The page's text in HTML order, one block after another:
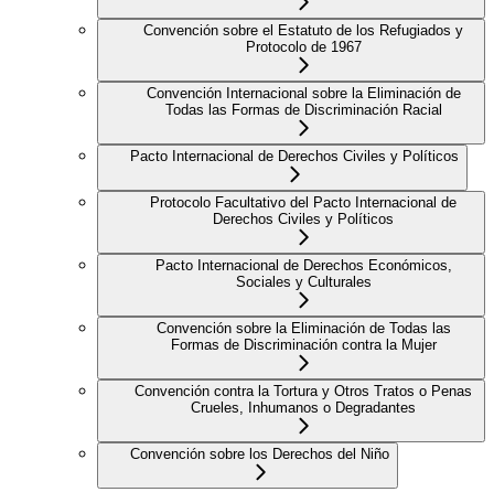
Convención sobre el Estatuto de los Refugiados y
Protocolo de 1967
Convención Internacional sobre la Eliminación de
Todas las Formas de Discriminación Racial
Pacto Internacional de Derechos Civiles y Políticos
Protocolo Facultativo del Pacto Internacional de
Derechos Civiles y Políticos
Pacto Internacional de Derechos Económicos,
Sociales y Culturales
Convención sobre la Eliminación de Todas las
Formas de Discriminación contra la Mujer
Convención contra la Tortura y Otros Tratos o Penas
Crueles, Inhumanos o Degradantes
Convención sobre los Derechos del Niño